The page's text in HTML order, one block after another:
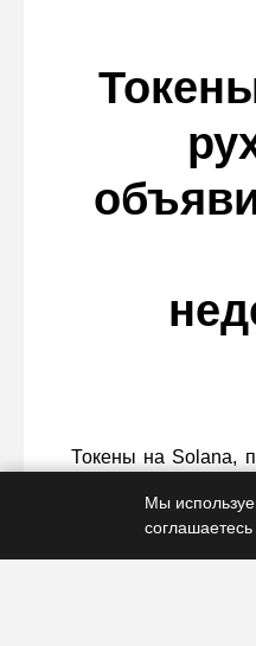
Токены на Solana,
их обеспечения.
Мы